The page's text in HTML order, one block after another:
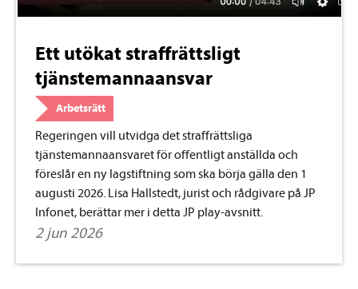
Ett utökat straffrättsligt
tjänstemannaansvar
Arbetsrätt
Regeringen vill utvidga det straffrättsliga
tjänstemannaansvaret för offentligt anställda och
föreslår en ny lagstiftning som ska börja gälla den 1
augusti 2026. Lisa Hallstedt, jurist och rådgivare på JP
Infonet, berättar mer i detta JP play-avsnitt.
2 jun 2026